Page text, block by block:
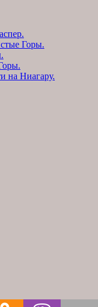
Горы.
на Ниагару.